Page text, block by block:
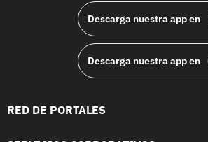
Descarga nuestra app en
Descarga nuestra app en
RED DE PORTALES